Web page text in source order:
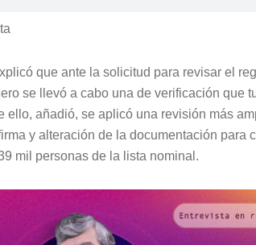
que ante la solicitud para revisar el
se llevó a cabo una de verificación que
ello, añadió, se aplicó una revisión más
y alteración de la documentación para
mil personas de la lista nominal.